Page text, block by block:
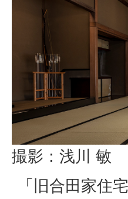
撮影：浅川 敏
「旧合田家住